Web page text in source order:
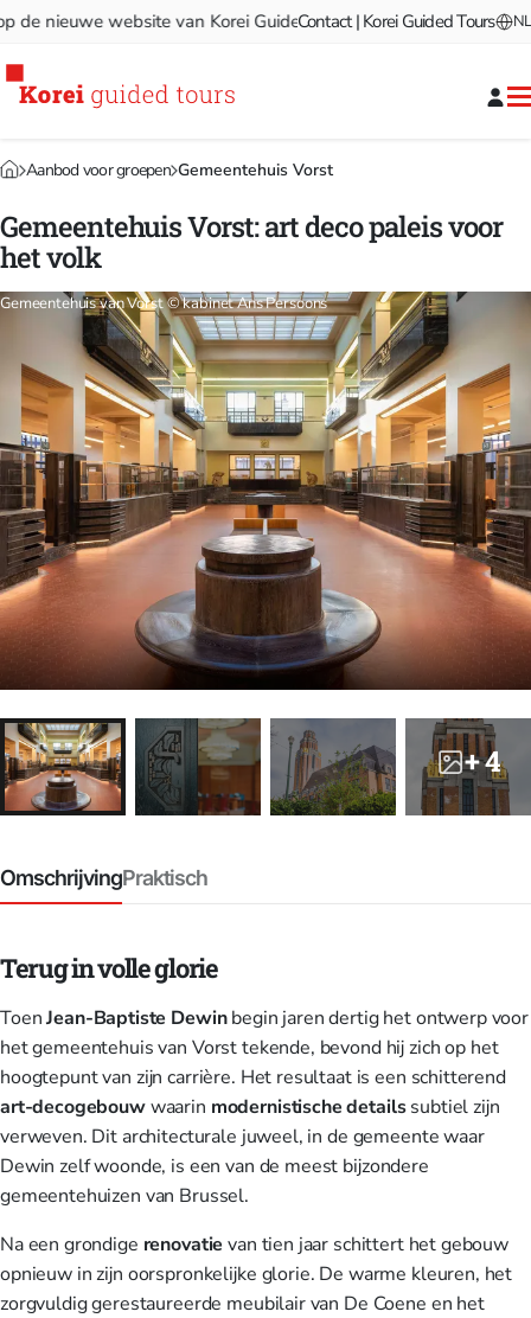
nieuwe website van Korei Guided Tours! Welkom op de
Contact | Korei Guided Tours NL
Aanbod voor groepen Gemeentehuis Vorst
Gemeentehuis Vorst: art deco paleis voor
het volk
+ 4
Gemeentehuis van Vorst © kabinet Ans Persoons
OmschrijvingPraktisch
Terug in volle glorie
ToenJean-Baptiste Dewinbegin jaren dertig het ontwerp voor
het gemeentehuis van Vorst tekende, bevond hij zich op het
hoogtepunt van zijn carrière. Het resultaat is een schitterend
art-decogebouwwaarin modernistische detailssubtiel zijn
verweven. Dit architecturale juweel, in de gemeente waar
Dewin zelf woonde, is een van de meest bijzondere
gemeentehuizen van Brussel.
Na een grondige renovatie van tien jaar schittert het gebouw
opnieuw in zijn oorspronkelijke glorie. De warme kleuren, het
zorgvuldig gerestaureerde meubilair van De Coene en het